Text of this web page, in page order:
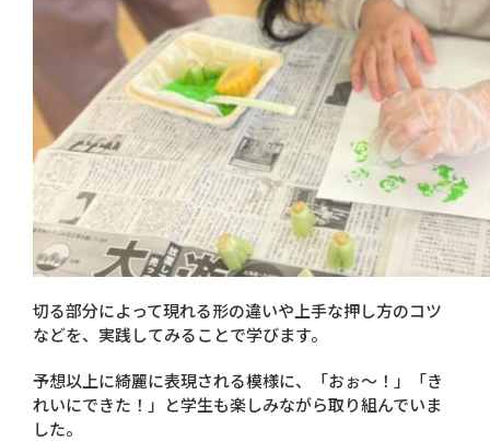
切る部分によって現れる形の違いや上手な押し方のコツ
などを、実践してみることで学びます。
予想以上に綺麗に表現される模様に、「おぉ～！」「き
れいにできた！」と学生も楽しみながら取り組んでいま
した。